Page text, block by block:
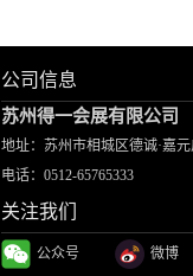
公司信息
苏州得一会展有限公司
地址：苏州市相城区德诚·嘉
电话： 0512-65765333
关注我们
公众号 微博